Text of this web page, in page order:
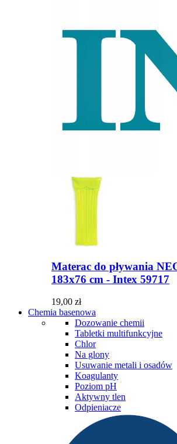
Materac do pływania
183x76 cm - Intex 59717
19,00 zł
Chemia basenowa
Dozowanie chemii
Tabletki multifunkcyjne
Chlor
Na glony
Usuwanie metali i osadów
Koagulanty
Poziom pH
Aktywny tlen
Odpieniacze